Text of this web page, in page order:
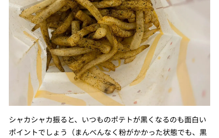
シャカシャカ振ると、いつものポテトが黒くなるのも面白い
ポイントでしょう（まんべんなく粉がかかった状態でも、黒